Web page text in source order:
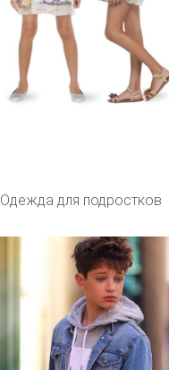
Одежда для подростков